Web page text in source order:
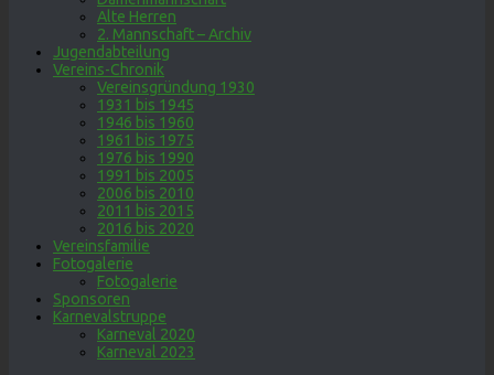
Alte Herren
2. Mannschaft – Archiv
Jugendabteilung
Vereins-Chronik
Vereinsgründung 1930
1931 bis 1945
1946 bis 1960
1961 bis 1975
1976 bis 1990
1991 bis 2005
2006 bis 2010
2011 bis 2015
2016 bis 2020
Vereinsfamilie
Fotogalerie
Fotogalerie
Sponsoren
Karnevalstruppe
Karneval 2020
Karneval 2023